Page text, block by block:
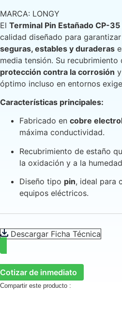
MARCA: LONGY
El Terminal Pin Estañado CP-35
calidad diseñado para garantizar
seguras, estables y duraderas
media tensión. Su
protección contra la corrosión
óptimo incluso en entornos
Características principales:
Fabricado en cobre
máxima conductividad.
Recubrimiento de estaño
la oxidación y a la
Diseño tipo pin, ideal para
equipos eléctricos.
Descargar Ficha Técnica
Cotizar de inmediato
Compartir este producto :